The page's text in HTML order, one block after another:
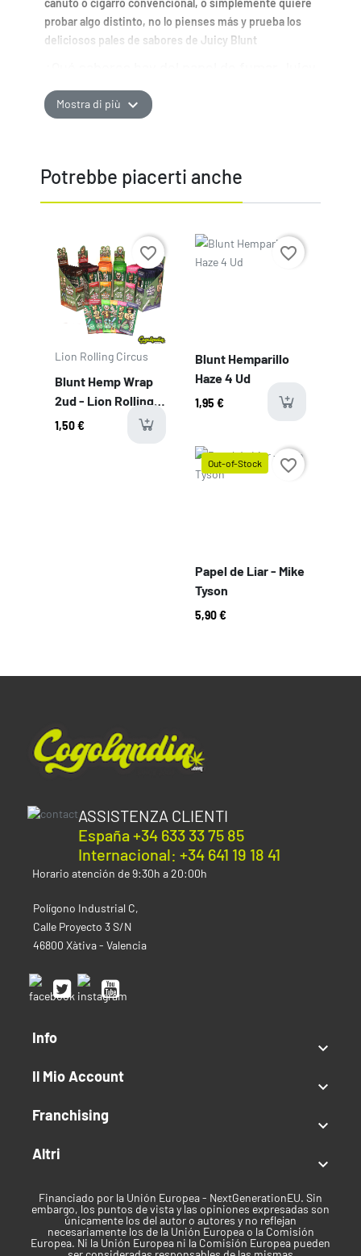
probar algo distinto, no lo pienses más y prueba los
deliciosos pales de sabores de Juicy Blunt
Tropical
Inflared - Piruleta
Blueberry - Arándanos
Papel
Mostra di più expand_more
Potrebbe piacerti anche
Prezzo
Lion Rolling Circus
Blunt Hemp Wrap
2ud - Lion Rolling
Circus
1,50 €
favorite_border Prezzo
Blunt Hemparillo
Haze 4 Ud
1,95 €
favorite_border
Out-of-Stock
Prezzo
Papel de Liar - Mike
Tyson
5,90 €
favorite_border
ASSISTENZA CLIENTI
España +34 633 33 75 85
Internacional: +34 641 19 18 41
Horario atención de 9:30h a 20:00h
Polígono Industrial C,
Calle Proyecto 3 S/N
46800 Xàtiva - Valencia
Info

Il Mio Account

Franchising

Altri

Financiado por la Unión Europea - NextGenerationEU. Sin
embargo, los puntos de vista y las opiniones expresadas son
únicamente los del autor o autores y no reflejan
necesariamente los de la Unión Europea o la Comisión
Europea. Ni la Unión Europea ni la Comisión Europea pueden